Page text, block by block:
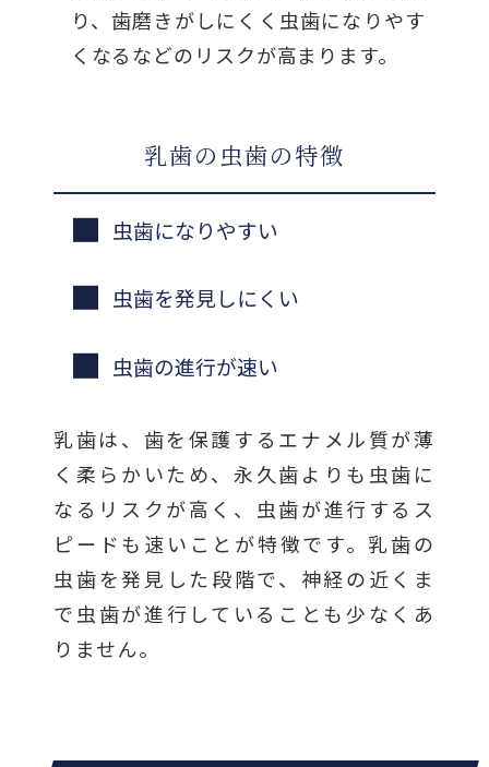
り、歯磨きがしにくく虫歯になりやす
くなるなどのリスクが高まります。
乳歯の虫歯の特徴
虫歯になりやすい
虫歯を発見しにくい
虫歯の進行が速い
乳歯は、歯を保護するエナメル質が薄
く柔らかいため、永久歯よりも虫歯に
なるリスクが高く、虫歯が進行するス
ピードも速いことが特徴です。乳歯の
虫歯を発見した段階で、神経の近くま
で虫歯が進行していることも少なくあ
りません。